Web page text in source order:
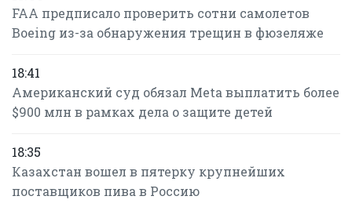
FAA предписало проверить сотни самолетов
Boeing из-за обнаружения трещин в фюзеляже
18:41
Американский суд обязал Meta выплатить более
$900 млн в рамках дела о защите детей
18:35
Казахстан вошел в пятерку крупнейших
поставщиков пива в Россию